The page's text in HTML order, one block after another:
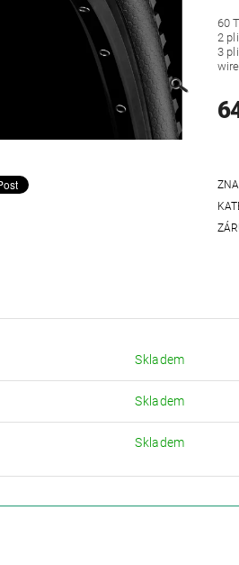
60
2
3
Skladem
Skladem
Skladem